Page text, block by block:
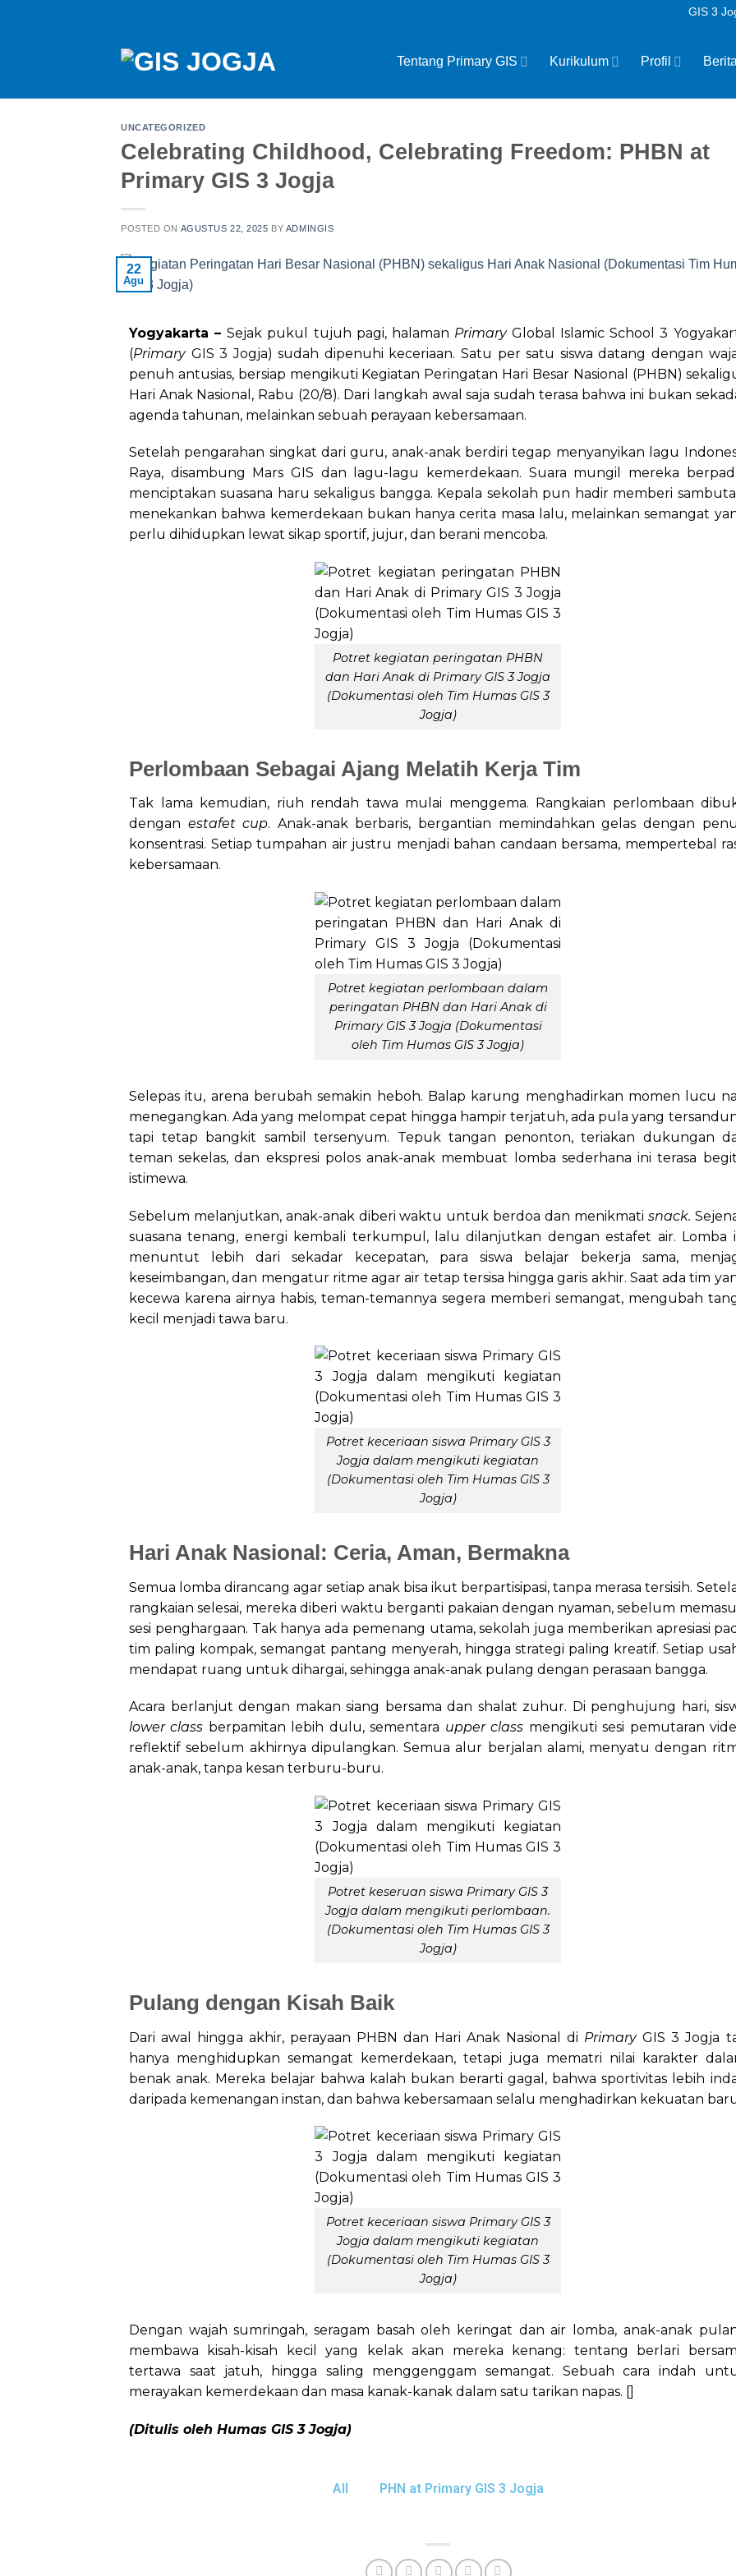
GIS 3
Tentang Primary GIS Kurikulum Profil Berita
UNCATEGORIZED
Celebrating Childhood, Celebrating Freedom: PHBN at
Primary GIS 3 Jogja
POSTED ON AGUSTUS 22, 2025 BY ADMINGIS
22
Agu
Yogyakarta –Sejak pukul tujuh pagi, halaman PrimaryGlobal Islamic School 3
(PrimaryGIS 3 Jogja) sudah dipenuhi keceriaan. Satu per satu siswa datang dengan
penuh antusias, bersiap mengikuti Kegiatan Peringatan Hari Besar Nasional (PHBN)
Hari Anak Nasional, Rabu (20/8). Dari langkah awal saja sudah terasa bahwa ini bukan
agenda tahunan, melainkan sebuah perayaan kebersamaan.
Setelah pengarahan singkat dari guru, anak-anak berdiri tegap menyanyikan lagu
Raya, disambung Mars GIS dan lagu-lagu kemerdekaan. Suara mungil mereka
menciptakan suasana haru sekaligus bangga. Kepala sekolah pun hadir memberi
menekankan bahwa kemerdekaan bukan hanya cerita masa lalu, melainkan semangat
perlu dihidupkan lewat sikap sportif, jujur, dan berani mencoba.
Potret kegiatan peringatan PHBN
dan Hari Anak di Primary GIS 3 Jogja
(Dokumentasi oleh Tim Humas GIS 3
Jogja)
Perlombaan Sebagai Ajang Melatih Kerja Tim
Tak lama kemudian, riuh rendah tawa mulai menggema. Rangkaian perlombaan
dengan estafet cup. Anak-anak berbaris, bergantian memindahkan gelas dengan
konsentrasi. Setiap tumpahan air justru menjadi bahan candaan bersama, mempertebal
kebersamaan.
Potret kegiatan perlombaan dalam
peringatan PHBN dan Hari Anak di
Primary GIS 3 Jogja (Dokumentasi
oleh Tim Humas GIS 3 Jogja)
Selepas itu, arena berubah semakin heboh. Balap karung menghadirkan momen lucu
menegangkan. Ada yang melompat cepat hingga hampir terjatuh, ada pula yang
tapi tetap bangkit sambil tersenyum. Tepuk tangan penonton, teriakan dukungan
teman sekelas, dan ekspresi polos anak-anak membuat lomba sederhana ini terasa
istimewa.
Sebelum melanjutkan, anak-anak diberi waktu untuk berdoa dan menikmati snack.
suasana tenang, energi kembali terkumpul, lalu dilanjutkan dengan estafet air. Lomba
menuntut lebih dari sekadar kecepatan, para siswa belajar bekerja sama,
keseimbangan, dan mengatur ritme agar air tetap tersisa hingga garis akhir. Saat ada tim
kecewa karena airnya habis, teman-temannya segera memberi semangat, mengubah
kecil menjadi tawa baru.
Potret keceriaan siswa Primary GIS 3
Jogja dalam mengikuti kegiatan
(Dokumentasi oleh Tim Humas GIS 3
Jogja)
Hari Anak Nasional: Ceria, Aman, Bermakna
Semua lomba dirancang agar setiap anak bisa ikut berpartisipasi, tanpa merasa tersisih.
rangkaian selesai, mereka diberi waktu berganti pakaian dengan nyaman, sebelum
sesi penghargaan. Tak hanya ada pemenang utama, sekolah juga memberikan apresiasi
tim paling kompak, semangat pantang menyerah, hingga strategi paling kreatif. Setiap
mendapat ruang untuk dihargai, sehingga anak-anak pulang dengan perasaan bangga.
Acara berlanjut dengan makan siang bersama dan shalat zuhur. Di penghujung hari,
lower class berpamitan lebih dulu, sementara upper class mengikuti sesi pemutaran
reflektif sebelum akhirnya dipulangkan. Semua alur berjalan alami, menyatu dengan
anak-anak, tanpa kesan terburu-buru.
Potret keseruan siswa Primary GIS 3
Jogja dalam mengikuti perlombaan.
(Dokumentasi oleh Tim Humas GIS 3
Jogja)
Pulang dengan Kisah Baik
Dari awal hingga akhir, perayaan PHBN dan Hari Anak Nasional di PrimaryGIS 3 Jogja
hanya menghidupkan semangat kemerdekaan, tetapi juga mematri nilai karakter
benak anak. Mereka belajar bahwa kalah bukan berarti gagal, bahwa sportivitas lebih
daripada kemenangan instan, dan bahwa kebersamaan selalu menghadirkan kekuatan
Potret keceriaan siswa Primary GIS 3
Jogja dalam mengikuti kegiatan
(Dokumentasi oleh Tim Humas GIS 3
Jogja)
Dengan wajah sumringah, seragam basah oleh keringat dan air lomba, anak-anak
membawa kisah-kisah kecil yang kelak akan mereka kenang: tentang berlari
tertawa saat jatuh, hingga saling menggenggam semangat. Sebuah cara indah
merayakan kemerdekaan dan masa kanak-kanak dalam satu tarikan napas. []
(Ditulis oleh Humas GIS 3 Jogja)
All PHN at Primary GIS 3 Jogja